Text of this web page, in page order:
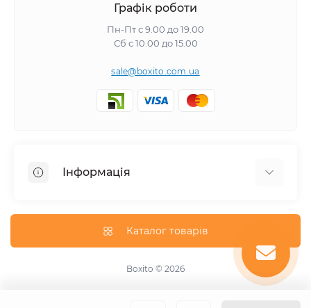
Графік роботи
Пн-Пт с 9.00 до 19.00
Сб с 10.00 до 15.00
sale@boxito.com.ua
Інформація
Про магазин
Каталог товарів
Boxito © 2026